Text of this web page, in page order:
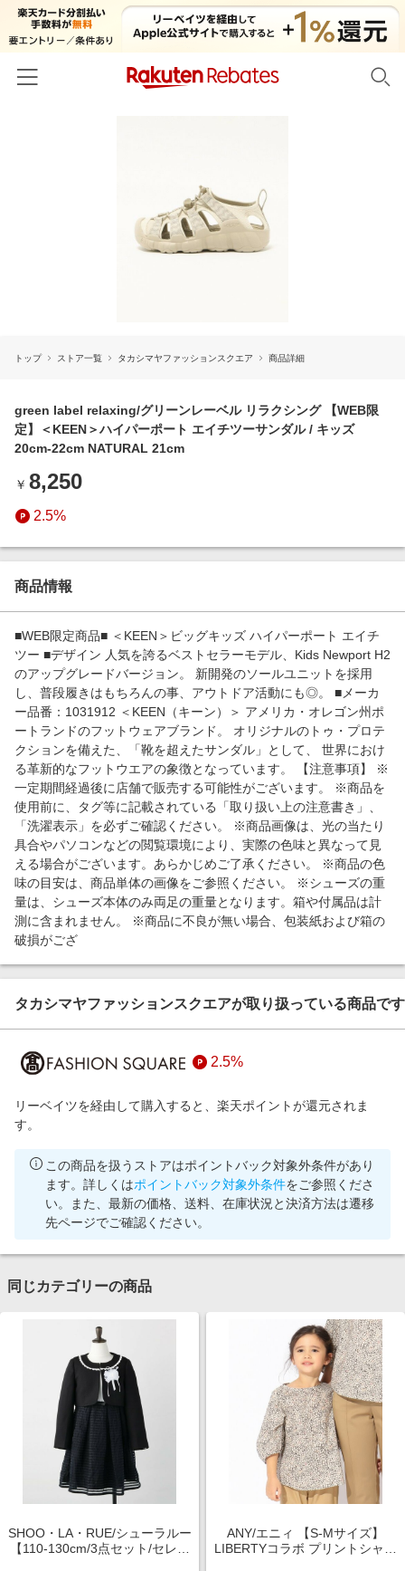
ファッション・インナー・小物
キッズ・ベビー用品
エンタメ
スポーツ・アウトドア・ゴルフ
インテリア・寝具
ペット・花・DIY・車
生活・お役立ち
金融・マネー・保険
ビジネス・その他サービス
リーベイツ注目ストア
電子書籍特集
楽天サービス特集
旅行特集
わくわく夏特集
とことん買い物チャレンジ
Apple公式サイト×楽天カード分割払い
Qoo10メガポ
週末の高還元 夏の長期版
トップ ストア一覧 タカシマヤファッションスクエア 商品詳細
green label relaxing/グリーンレーベル リラクシング 【WEB限
定】＜KEEN＞ハイパーポート エイチツーサンダル / キッズ
20cm-22cm NATURAL 21cm
￥ 8,250
2.5%
商品情報
■WEB限定商品■ ＜KEEN＞ビッグキッズ ハイパーポート エイチ
ツー ■デザイン 人気を誇るベストセラーモデル、Kids Newport H2
のアップグレードバージョン。 新開発のソールユニットを採用
し、普段履きはもちろんの事、アウトドア活動にも◎。 ■メーカ
ー品番：1031912 ＜KEEN（キーン）＞ アメリカ・オレゴン州ポ
ートランドのフットウェアブランド。 オリジナルのトゥ・プロテ
クションを備えた、「靴を超えたサンダル」として、 世界におけ
る革新的なフットウエアの象徴となっています。 【注意事項】 ※
一定期間経過後に店舗で販売する可能性がございます。 ※商品を
使用前に、タグ等に記載されている「取り扱い上の注意書き」、
「洗濯表示」を必ずご確認ください。 ※商品画像は、光の当たり
具合やパソコンなどの閲覧環境により、実際の色味と異なって見
える場合がございます。あらかじめご了承ください。 ※商品の色
味の目安は、商品単体の画像をご参照ください。 ※シューズの重
量は、シューズ本体のみ両足の重量となります。箱や付属品は計
測に含まれません。 ※商品に不良が無い場合、包装紙および箱の
破損がござ
タカシマヤファッションスクエアが取り扱っている商品です
2.5%
リーベイツを経由して購入すると、楽天ポイントが還元されま
す。
この商品を扱うストアはポイントバック対象外条件があり
ます。詳しくはポイントバック対象外条件をご参照くださ
い。また、最新の価格、送料、在庫状況と決済方法は遷移
先ページでご確認ください。
同じカテゴリーの商品
SHOO・LA・RUE/シューラルー
【110-130cm/3点セット/セレモ
ANY/エニィ 【S-Mサイズ】
LIBERTYコラボ プリントシャツ